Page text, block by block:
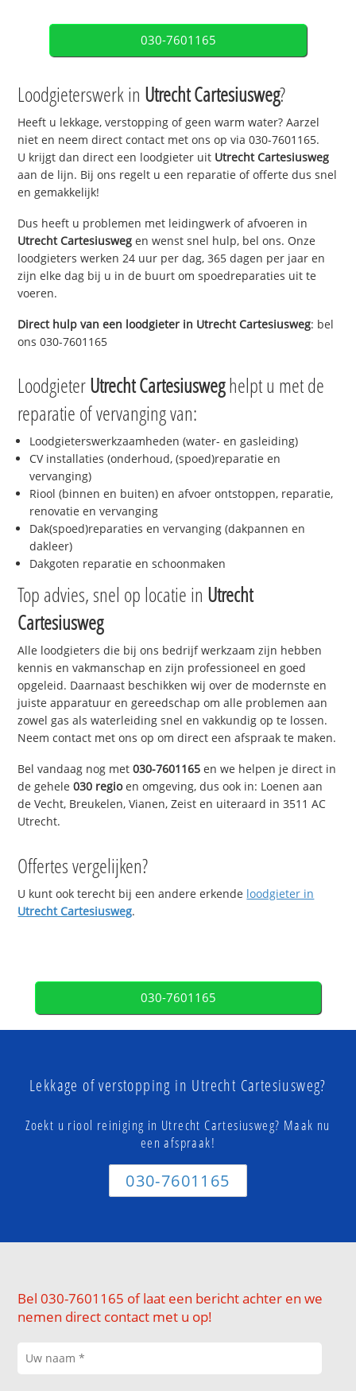
030-7601165
Loodgieterswerk in Utrecht Cartesiusweg?
Heeft u lekkage, verstopping of geen warm water? Aarzel
niet en neem direct contact met ons op via 030-7601165.
U krijgt dan direct een loodgieter uit Utrecht Cartesiusweg
aan de lijn. Bij ons regelt u een reparatie of offerte dus snel
en gemakkelijk!
Dus heeft u problemen met leidingwerk of afvoeren in
Utrecht Cartesiusweg en wenst snel hulp, bel ons. Onze
loodgieters werken 24 uur per dag, 365 dagen per jaar en
zijn elke dag bij u in de buurt om spoedreparaties uit te
voeren.
Direct hulp van een loodgieter in Utrecht Cartesiusweg: bel
ons 030-7601165
LoodgieterUtrecht Cartesiusweghelpt u met de
reparatie of vervanging van:
Loodgieterswerkzaamheden (water- en gasleiding)
CV installaties (onderhoud, (spoed)reparatie en
vervanging)
Riool (binnen en buiten) en afvoer ontstoppen, reparatie,
renovatie en vervanging
Dak(spoed)reparaties en vervanging (dakpannen en
dakleer)
Dakgoten reparatie en schoonmaken
Top advies, snel op locatie in Utrecht
Cartesiusweg
Alle loodgieters die bij ons bedrijf werkzaam zijn hebben
kennis en vakmanschap en zijn professioneel en goed
opgeleid. Daarnaast beschikken wij over de modernste en
juiste apparatuur en gereedschap om alle problemen aan
zowel gas als waterleiding snel en vakkundig op te lossen.
Neem contact met ons op om direct een afspraak te maken.
Bel vandaag nog met030-7601165 en we helpen je direct in
de gehele030 regioen omgeving, dus ook in: Loenen aan
de Vecht, Breukelen, Vianen, Zeist en uiteraard in 3511 AC
Utrecht.
Offertes vergelijken?
U kunt ook terecht bij een andere erkende loodgieter in
Utrecht Cartesiusweg.
030-7601165
Lekkage of verstopping in Utrecht Cartesiusweg?
Zoekt u riool reiniging in Utrecht Cartesiusweg? Maak nu
een afspraak!
030-7601165
Bel 030-7601165 of laat een bericht achter en we
nemen direct contact met u op!